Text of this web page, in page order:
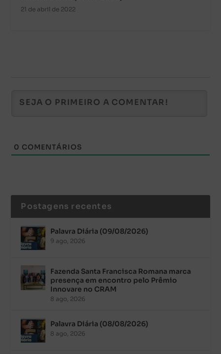
21 de abril de 2022
0 COMENTÁRIOS
Postagens recentes
Palavra Diária (09/08/2026)
9 ago, 2026
Fazenda Santa Francisca Romana marca
presença em encontro pelo Prêmio
Innovare no CRAM
8 ago, 2026
Palavra Diária (08/08/2026)
8 ago, 2026